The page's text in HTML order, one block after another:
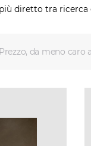
diretto tra ricerca
Prezzo, da meno caro